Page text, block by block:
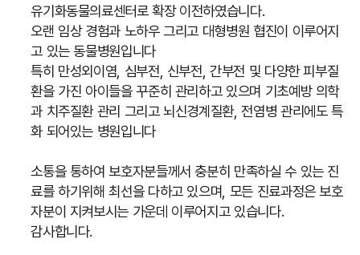
유기화동물의료센터로 확장 이전하였습니다.
오랜 임상 경험과 노하우 그리고 대형병원 협진이 이루어지
고 있는 동물병원입니다
특히 만성외이염, 심부전, 신부전, 간부전 및 다양한 피부질
환을 가진 아이들을 꾸준히 관리하고 있으며 기초예방 의학
과 치주질환 관리 그리고 뇌신경계질환, 전염병 관리에도 특
화 되어있는 병원입니다
소통을 통하여 보호자분들께서 충분히 만족하실 수 있는 진
료를 하기위해 최선을 다하고 있으며, 모든 진료과정은 보호
자분이 지켜보시는 가운데 이루어지고 있습니다.
감사합니다.